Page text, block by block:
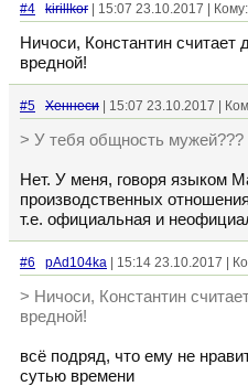
#4 kirillkor | 15:07 23.10.2017 |
Ничоси, Константин считает
вредной!
#5 Хеннеси | 15:07 23.10.2017 |
> У тебя общность мужей???
Нет. У меня, говоря языком
производственных
т.е. официальная и
#6 pAd104ka | 15:14 23.10.2017 |
> Ничоси, Константин
вредной!
всё подряд, что ему не
сутью времени